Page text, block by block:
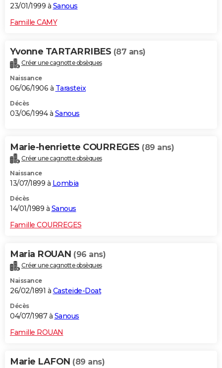
23/01/1999 à Sanous
Famille CAMY
Yvonne TARTARRIBES (87 ans)
Créer une cagnotte obsèques
Naissance
06/06/1906 à Tarasteix
Décès
03/06/1994 à Sanous
Marie-henriette COURREGES (89 ans)
Créer une cagnotte obsèques
Naissance
13/07/1899 à Lombia
Décès
14/01/1989 à Sanous
Famille COURREGES
Maria ROUAN (96 ans)
Créer une cagnotte obsèques
Naissance
26/02/1891 à Casteide-Doat
Décès
04/07/1987 à Sanous
Famille ROUAN
Marie LAFON (89 ans)